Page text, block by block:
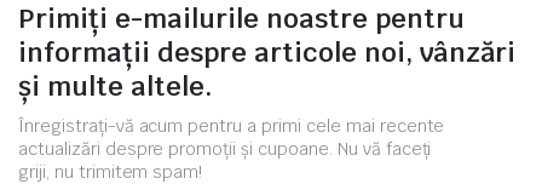
Primiți e-mailurile noastre pentru
informații despre articole noi, vânzări
și multe altele.
Înregistrați-vă acum pentru a primi cele mai recente
actualizări despre promoții și cupoane. Nu vă faceți
griji, nu trimitem spam!